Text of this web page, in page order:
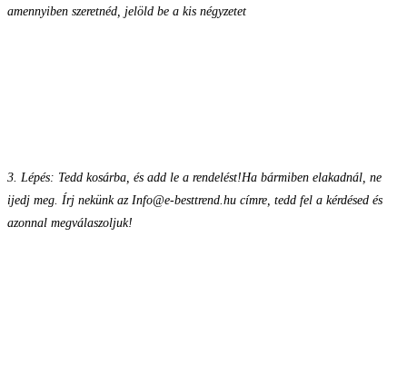
amennyiben szeretnéd, jelöld be a kis négyzetet
3. Lépés: Tedd kosárba, és add le a rendelést!Ha bármiben elakadnál, ne
ijedj meg. Írj nekünk az Info@e-besttrend.hu címre, tedd fel a kérdésed és
azonnal megválaszoljuk!